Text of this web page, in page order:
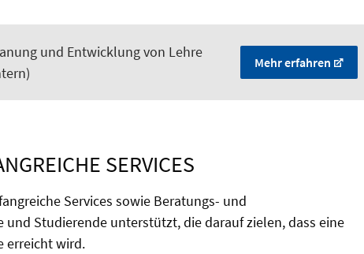
und Entwicklung von Lehre
Mehr erfahren
SERVICES
Services sowie Beratungs- und
Studierende unterstützt, die darauf zielen, dass eine
erreicht wird.